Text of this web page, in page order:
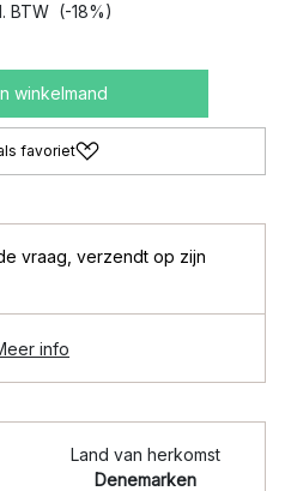
BTW (-18%)
winkelmand
favoriet
vraag verzendt op zijn
info
Land van herkomst
Denemarken